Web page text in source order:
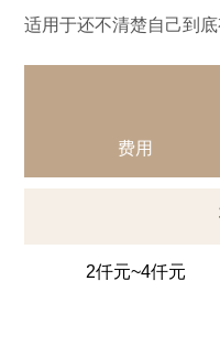
适用于还不清楚自己到
费用
2仟元~4仟元